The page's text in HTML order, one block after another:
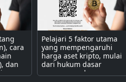
cara
dan
Pelajari 5 faktor utama
yang mempengaruhi
harga aset kripto, mulai
dari hukum dasar
penawaran dan